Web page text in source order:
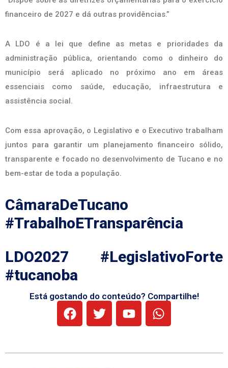
financeiro de 2027 e dá outras providências.”
A LDO é a lei que define as metas e prioridades da
administração pública, orientando como o dinheiro do
município será aplicado no próximo ano em áreas
essenciais como saúde, educação, infraestrutura e
assistência social.
Com essa aprovação, o Legislativo e o Executivo trabalham
juntos para garantir um planejamento financeiro sólido,
transparente e focado no desenvolvimento de Tucano e no
bem-estar de toda a população.
CâmaraDeTucano
#TrabalhoETransparência
LDO2027 #LegislativoForte
#tucanoba
Está gostando do conteúdo? Compartilhe!